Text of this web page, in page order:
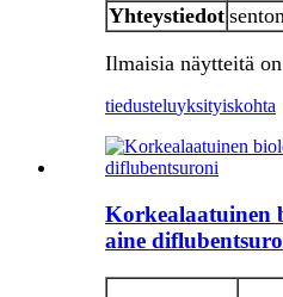
Yhteystiedot
Ilmaisia ​​näytteitä
tiedusteluyksityiskohta
Korkealaatuinen
aine